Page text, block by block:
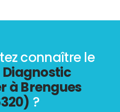
connaître le
Diagnostic
à Brengues
?